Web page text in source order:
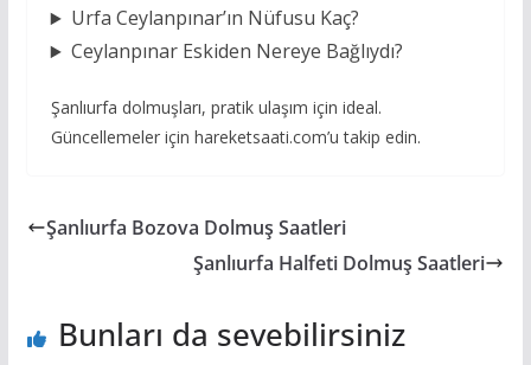
Urfa Ceylanpınar’ın Nüfusu Kaç?
Ceylanpınar Eskiden Nereye Bağlıydı?
Şanlıurfa dolmuşları, pratik ulaşım için ideal.
Güncellemeler için hareketsaati.com’u takip edin.
Şanlıurfa Bozova Dolmuş Saatleri
Şanlıurfa Halfeti Dolmuş Saatleri
Bunları da sevebilirsiniz